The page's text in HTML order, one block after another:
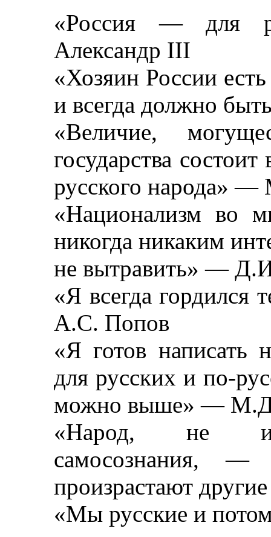
«Россия — для
Александр III
«Хозяин России
и всегда должно
«Величие,
государства
русского народа»
«Национализм во
никогда никаким
не вытравить» —
«Я всегда гордился
А.С. Попов
«Я готов написать
для русских и по-
можно выше» —
«Народ, не
самосознания, —
произрастают
«Мы русские и